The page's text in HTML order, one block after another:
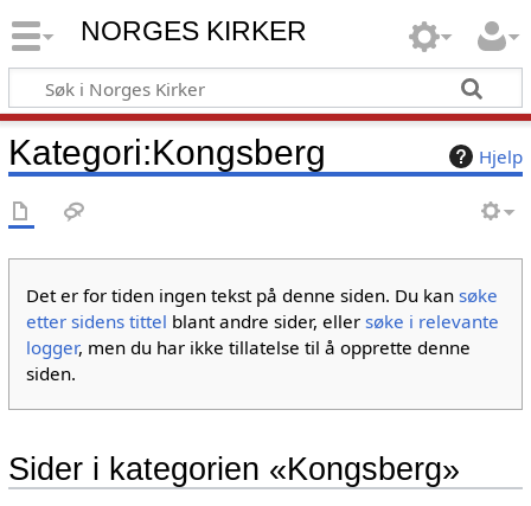
NORGES KIRKER
Hjelp
Kategori:Kongsberg
Det er for tiden ingen tekst på denne siden. Du kan søke
etter sidens tittel blant andre sider, eller søke i relevante
logger, men du har ikke tillatelse til å opprette denne
siden.
Sider i kategorien «Kongsberg»